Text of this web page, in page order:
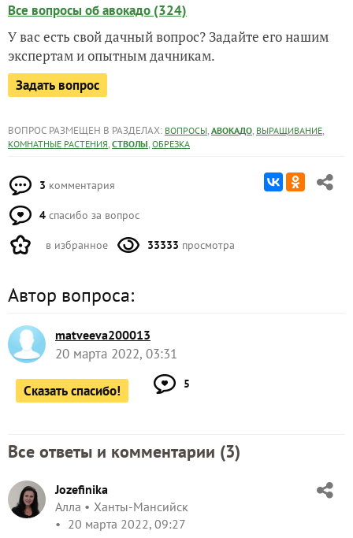
Все вопросы об авокадо (324)
У вас есть свой дачный вопрос? Задайте его нашим
экспертам и опытным дачникам.
Задать вопрос
ВОПРОС РАЗМЕЩЕН В РАЗДЕЛАХ: ВОПРОСЫ, АВОКАДО, ВЫРАЩИВАНИЕ,
КОМНАТНЫЕ РАСТЕНИЯ, СТВОЛЫ, ОБРЕЗКА
3 комментария
4 спасибо за вопрос
в избранное 33333 просмотра
Автор вопроса:
matveeva200013
20 марта 2022, 03:31
Сказать спасибо! 5
Все ответы и комментарии (3)
Jozefinika
Алла
Ханты-Мансийск
20 марта 2022, 09:27